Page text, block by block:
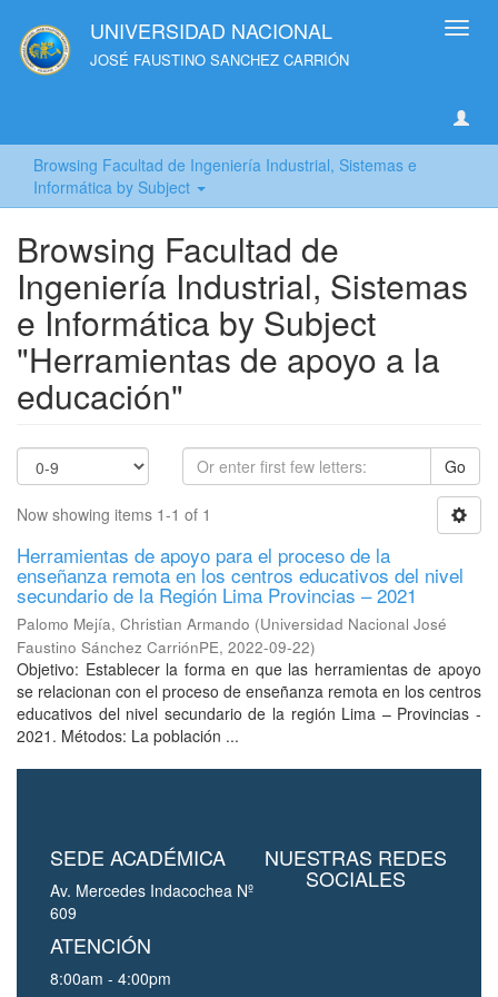
UNIVERSIDAD NACIONAL
JOSÉ FAUSTINO SANCHEZ CARRIÓN
Browsing Facultad de Ingeniería Industrial, Sistemas e
Informática by Subject
Browsing Facultad de
Ingeniería Industrial, Sistemas
e Informática by Subject
"Herramientas de apoyo a la
educación"
Go
Now showing items 1-1 of 1
Herramientas de apoyo para el proceso de la
enseñanza remota en los centros educativos del nivel
secundario de la Región Lima Provincias – 2021
Palomo Mejía, Christian Armando (Universidad Nacional José
Faustino Sánchez CarriónPE, 2022-09-22)
Objetivo: Establecer la forma en que las herramientas de apoyo
se relacionan con el proceso de enseñanza remota en los centros
educativos del nivel secundario de la región Lima – Provincias -
2021. Métodos: La población ...
SEDE ACADÉMICA
Av. Mercedes Indacochea Nº
609
ATENCIÓN
8:00am - 4:00pm
NUESTRAS REDES
SOCIALES